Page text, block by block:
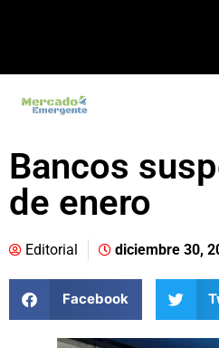
Bancos
de enero
Editorial diciembre 30,
Facebook